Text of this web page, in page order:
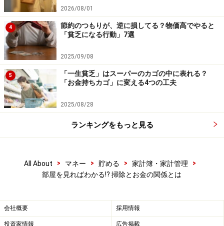
※記事内容は執筆時点のものです。最新の内容をご確認くださ
い。
本記事の内容は一般的な情報提供を目的としており、特定の金融
商品や投資行動を推奨するものではありません。
投資や資産運用に関する最終的なご判断はご自身の責任において
行ってください。
掲載情報の正確性・完全性については十分に配慮しております
が、その内容を保証するものではなく、これに基づく損失・損害
などについて当社は一切の責任を負いません。
最新の情報や詳細については、必ず各金融機関やサービス提供者
の公式情報をご確認ください。
【編集部からのお知らせ】
※抽選で20名にAmazonギフト券1000円分プレゼント
※謝礼付きの限定アンケートやモニター企画に参加が可能に
2026/08/01
4
節約のつもりが、逆に損してる？物価高でやると
「貧乏になる行動」7選
2025/09/08
5
「一生貧乏」はスーパーのカゴの中に表れる？
「お金持ちカゴ」に変える4つの工夫
2025/08/28
ランキングをもっと見る
All About > マネー > 貯める > 家計簿・家計管理
>
部屋を見ればわかる⁉︎ 掃除とお金の関係とは
会社概要 採用情報
投資家情報 広告掲載